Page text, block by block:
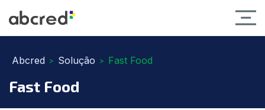
Abcred > Solução > Fast Food
Fast Food